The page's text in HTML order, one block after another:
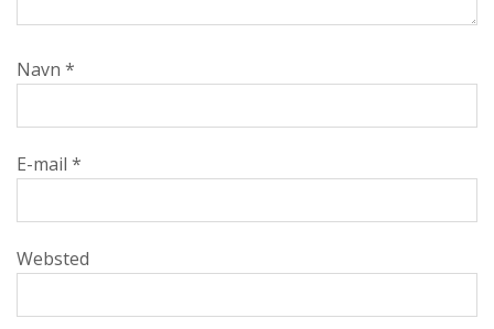
Navn *
E-mail *
Websted